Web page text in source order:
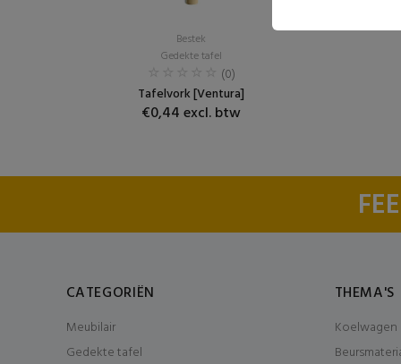
Bestek
Gedekte tafel
(0)
Tafelvork [Ventura]
€0,44 excl. btw
CATEGORIËN
Meubilair
Gedekte tafel
THEMA'S